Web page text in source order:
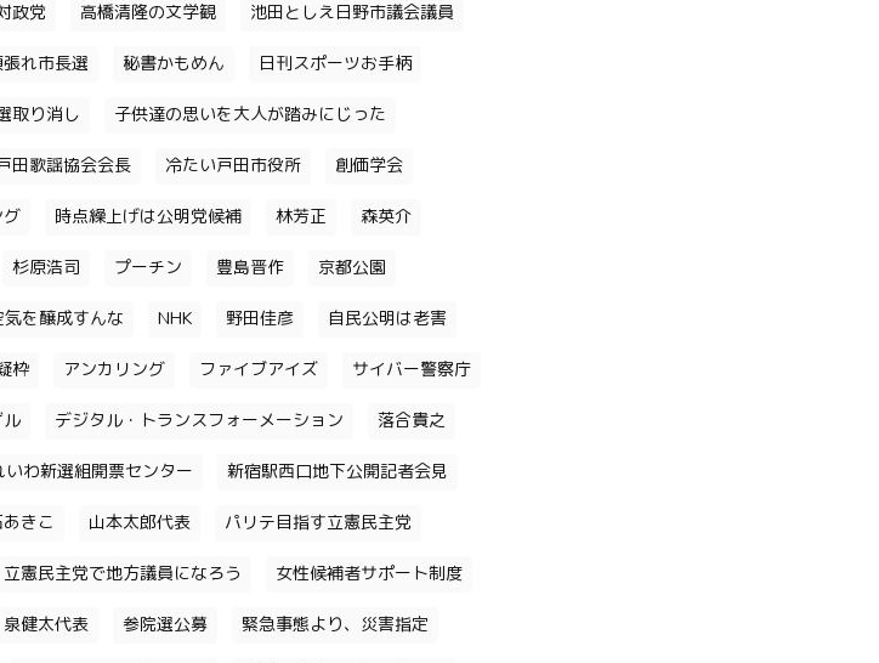
政党 高橋清隆の文学観 池田としえ日野市議会議員
れ市長選 秘書かもめん 日刊スポーツお手柄
取り消し 子供達の思いを大人が踏みにじった
田歌謡協会会長 冷たい戸田市役所 創価学会
時点繰上げは公明党候補 林芳正 森英介
杉原浩司 プーチン 豊島晋作 京都公園
を醸成すんな NHK 野田佳彦 自民公明は老害
枠 アンカリング ファイブアイズ サイバー警察庁
ル デジタル・トランスフォーメーション 落合貴之
いわ新選組開票センター 新宿駅西口地下公開記者会見
きこ 山本太郎代表 パリテ目指す立憲民主党
立憲民主党で地方議員になろう 女性候補者サポート制度
泉健太代表 参院選公募 緊急事態より、災害指定